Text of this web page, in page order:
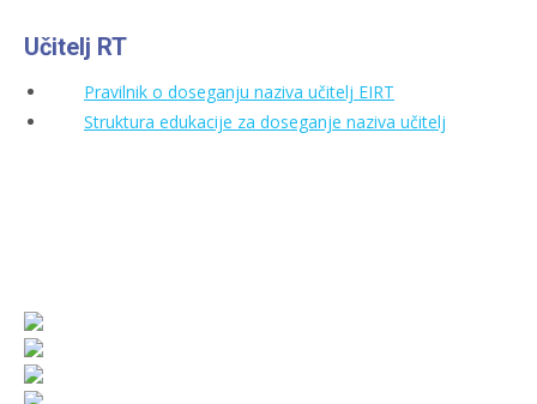
Učitelj RT
Pravilnik o doseganju naziva učitelj EIRT
Struktura edukacije za doseganje naziva učitelj